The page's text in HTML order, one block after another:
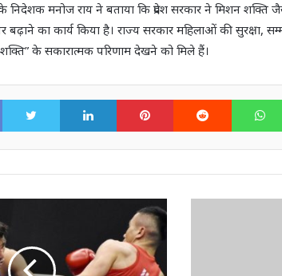
निदेशक मनोज राय ने बताया कि प्रदेश सरकार ने मिशन
बढ़ाने का कार्य किया है। राज्य सरकार महिलाओं की
के सकारात्मक परिणाम देखने को मिले हैं।
FacebookTwitter LinkedIn Pinterest Reddit